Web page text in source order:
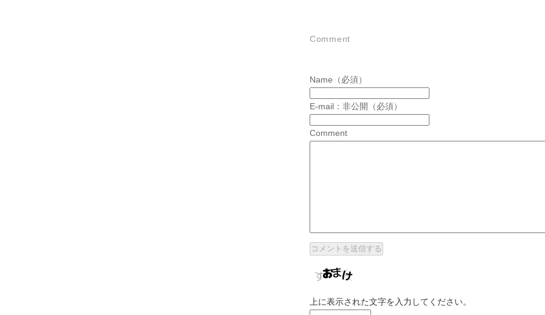
Comment
Name（必須）
E-mail：非公開（必須）
Comment
上に表示された文字を入力してください。